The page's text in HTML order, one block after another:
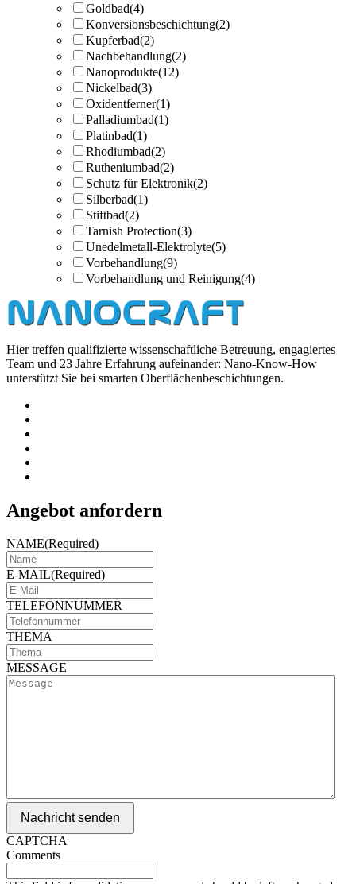
Goldbad(4)
Konversionsbeschichtung(2)
Kupferbad(2)
Nachbehandlung(2)
Nanoprodukte(12)
Nickelbad(3)
Oxidentferner(1)
Palladiumbad(1)
Platinbad(1)
Rhodiumbad(2)
Rutheniumbad(2)
Schutz für Elektronik(2)
Silberbad(1)
Stiftbad(2)
Tarnish Protection(3)
Unedelmetall-Elektrolyte(5)
Vorbehandlung(9)
Vorbehandlung und Reinigung(4)
Hier treffen qualifizierte wissenschaftliche Betreuung, engagiertes
Team und 23 Jahre Erfahrung aufeinander: Nano-Know-How
unterstützt Sie bei smarten Oberflächenbeschichtungen.
Angebot anfordern
NAME(Required)
E-MAIL(Required)
TELEFONNUMMER
THEMA
MESSAGE
Nachricht senden
CAPTCHA
Comments